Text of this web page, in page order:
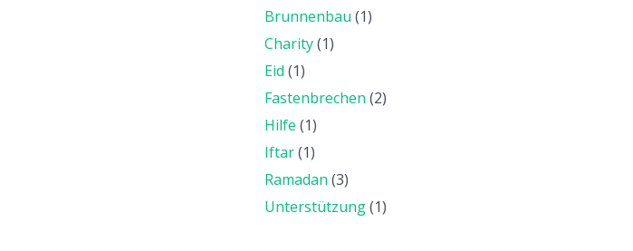
Brunnenbau (1)
Charity(1)
Eid (1)
Fastenbrechen (2)
Hilfe (1)
Iftar(1)
Ramadan (3)
Unterstützung(1)